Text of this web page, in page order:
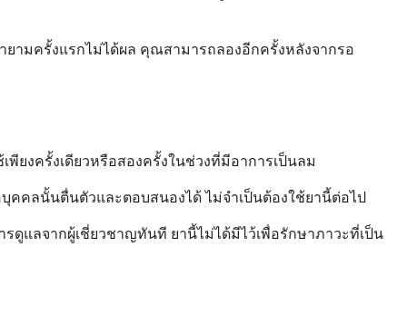
ามครั้งแรกไม่ได้ผล คุณสามารถลองอีกครั้งหลังจากรอ
ยงครั้งเดียวหรือสองครั้งในช่วงที่มีอาการเป็นลม
คคลนั้นตื่นตัวและตอบสนองได้ ไม่จำเป็นต้องใช้ยานี้ต่อไป
แลจากผู้เชี่ยวชาญทันที ยานี้ไม่ได้มีไว้เพื่อรักษาภาวะที่เป็น